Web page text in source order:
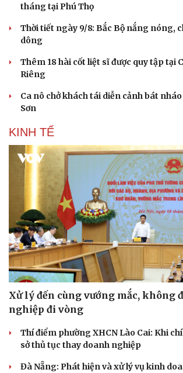
tháng tại Phú Thọ
Thời tiết ngày 9/8: Bắc Bộ nắng nóng,
dông
Thêm 18 hài cốt liệt sĩ được quy tập tại
Riêng
Ca nô chở khách tái diễn cảnh bát
Sơn
KINH TẾ
Xử lý đến cùng vướng mắc, không
nghiệp đi vòng
Thí điểm phường XHCN Lào Cai: Khi
sở thủ tục thay doanh nghiệp
Đà Nẵng: Phát hiện và xử lý vụ kinh